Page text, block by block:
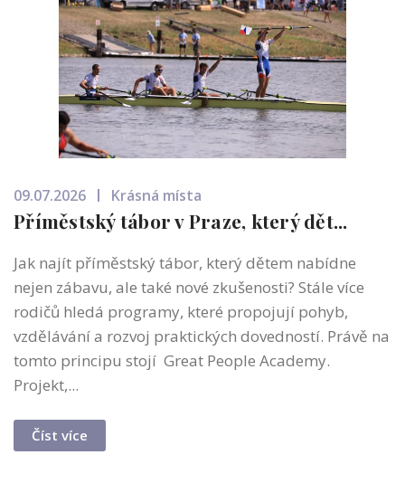
09.07.2026 Krásná místa
Příměstský tábor v Praze, který dět...
Jak najít příměstský tábor, který dětem nabídne
nejen zábavu, ale také nové zkušenosti? Stále více
rodičů hledá programy, které propojují pohyb,
vzdělávání a rozvoj praktických dovedností. Právě na
tomto principu stojí Great People Academy.
Projekt,...
Číst více